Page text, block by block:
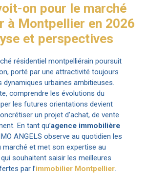
on pour le marché
à Montpellier en 2026
et perspectives
résidentiel montpelliérain poursuit
porté par une attractivité toujours
urbaines ambitieuses.
comprendre les évolutions du
les futures orientations devient
un projet d’achat, de vente
En tant qu’agence immobilière
ANGELS observe au quotidien les
marché et met son expertise au
souhaitent saisir les meilleures
par l’immobilier Montpellier.